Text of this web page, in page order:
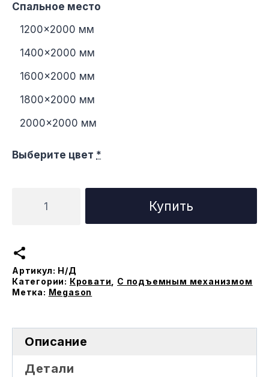
Спальное место
1200×2000 мм
1400×2000 мм
1600×2000 мм
1800×2000 мм
2000×2000 мм
Выберите цвет *
товара
Ортис
подъемным
меxанизмом
Купить
Артикул: Н/Д
Категории: Кровати
С подъемным механизмом
Метка: Megason
Описание
Детали